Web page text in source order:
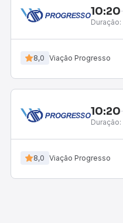
10:20
Duração:
8,0 Viação Progresso
10:20
Duração:
8,0 Viação Progresso